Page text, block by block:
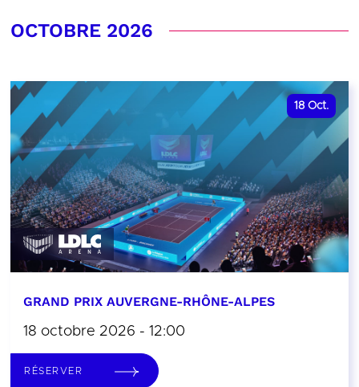
OCTOBRE 2026
18 Oct.
GRAND PRIX AUVERGNE-RHÔNE-ALPES
18 octobre 2026 - 12:00
RÉSERVER